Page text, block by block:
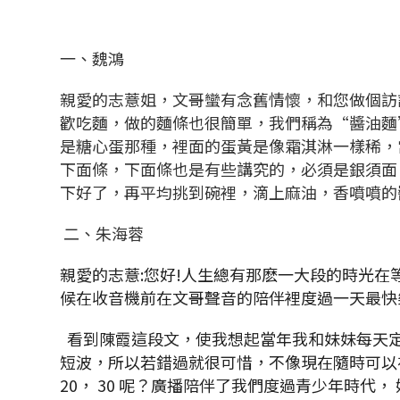
一、魏鴻
親愛的志薏姐，文哥蠻有念舊情懷，和您做個
歡吃麵，做的麵條也很簡單，我們稱為 “醬油麵
是糖心蛋那種，裡面的蛋黃是像霜淇淋一樣稀
下面條，下面條也是有些講究的，必須是銀須
下好了，再平均挑到碗裡，滴上麻油，香噴噴
二、朱海蓉
親愛的志薏:您好!人生總有那麽一大段的時光在
候在收音機前在文哥聲音的陪伴裡度過一天最
看到陳霞這段文，使我想起當年我和妹妹每
短波，所以若錯過就很可惜，不像現在隨時可
20 ， 30 呢？廣播陪伴了我們度過青少年時代，